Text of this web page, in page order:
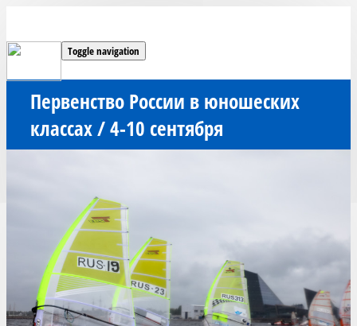
Toggle navigation
Первенство России в юношеских
классах / 4-10 сентября